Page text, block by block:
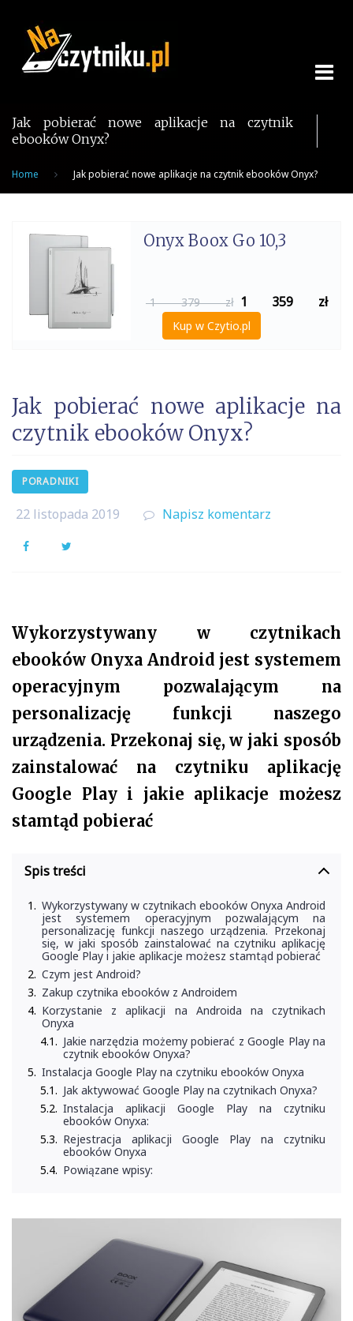
content
Jak pobierać nowe aplikacje na czytnik
ebooków Onyx?
Home Jak pobierać nowe aplikacje na czytnik ebooków Onyx?
Onyx Boox Go 10,3
1 379 zł 1 359 zł
Kup w Czytio.pl
Jak pobierać nowe aplikacje na
czytnik ebooków Onyx?
PORADNIKI
22 listopada 2019 Napisz komentarz
Facebook
Wykorzystywany w czytnikach
ebooków Onyxa Android jest systemem
operacyjnym pozwalającym na
personalizację funkcji naszego
urządzenia. Przekonaj się, w jaki sposób
zainstalować na czytniku aplikację
Google Play i jakie aplikacje możesz
stamtąd pobierać
Spis treści
Wykorzystywany w czytnikach ebooków Onyxa Android
jest systemem operacyjnym pozwalającym na
personalizację funkcji naszego urządzenia. Przekonaj
się, w jaki sposób zainstalować na czytniku aplikację
Google Play i jakie aplikacje możesz stamtąd pobierać
Czym jest Android?
Zakup czytnika ebooków z Androidem
Korzystanie z aplikacji na Androida na czytnikach
Onyxa
Jakie narzędzia możemy pobierać z Google Play na
czytnik ebooków Onyxa?
Instalacja Google Play na czytniku ebooków Onyxa
Jak aktywować Google Play na czytnikach Onyxa?
Instalacja aplikacji Google Play na czytniku
ebooków Onyxa:
Rejestracja aplikacji Google Play na czytniku
ebooków Onyxa
Powiązane wpisy: